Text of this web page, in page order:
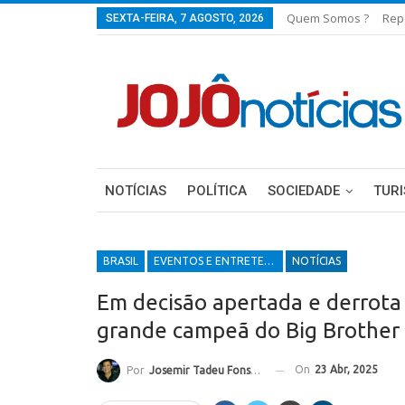
SEXTA-FEIRA, 7 AGOSTO, 2026 Quem Somos ?
NOTÍCIAS POLÍTICA SOCIEDADE
BRASIL EVENTOS E ENTRETENIMENTOS NOTÍCIAS
Em decisão apertada e
grande campeã do Big Brother
Por Josemir Tadeu Fonseca On 23 Abr, 2025